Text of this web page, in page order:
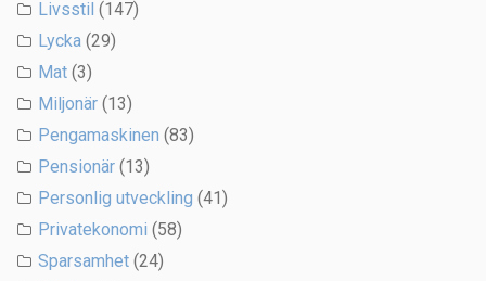
Livsstil (147)
Lycka (29)
Mat (3)
Miljonär (13)
Pengamaskinen (83)
Pensionär (13)
Personlig utveckling (41)
Privatekonomi (58)
Sparsamhet (24)